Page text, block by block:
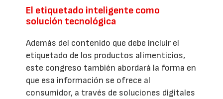
El etiquetado inteligente como
solución tecnológica
Además del contenido que debe incluir el
etiquetado de los productos alimenticios,
este congreso también abordará la forma en
que esa información se ofrece al
consumidor, a través de soluciones digitales